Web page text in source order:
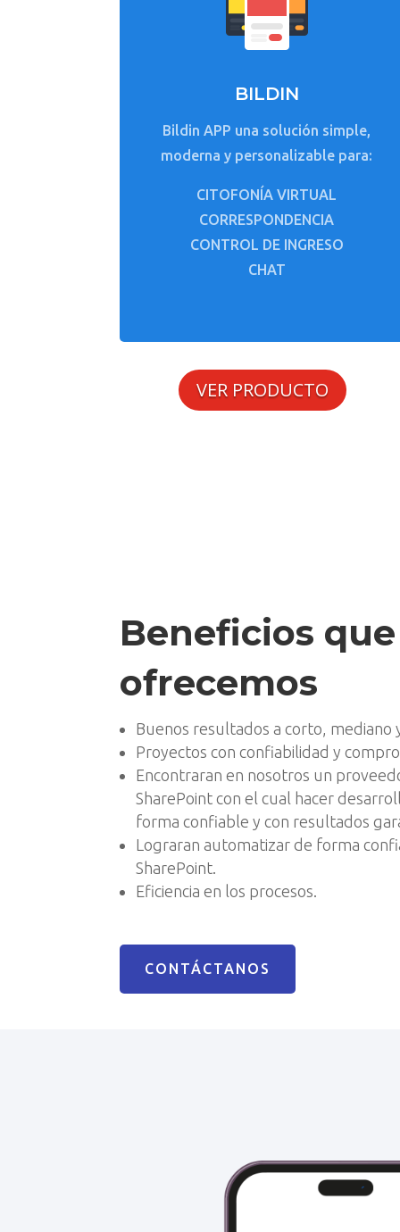
BILDIN
Bildin APP una solución simple,
moderna y personalizable para:
CITOFONÍA VIRTUAL
CORRESPONDENCIA
CONTROL DE INGRESO
CHAT
VER PRODUCTO
Beneficios que
ofrecemos
Buenos resultados a corto, mediano
Proyectos con confiabilidad y
Encontraran en nosotros un
SharePoint con el cual hacer
forma confiable y con resultados
Lograran automatizar de forma
SharePoint.
Eficiencia en los procesos.
CONTÁCTANOS